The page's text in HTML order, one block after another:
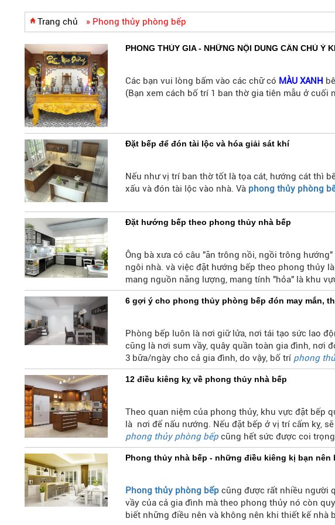
Trang chủ » Phong thủy phòng bếp
PHONG THỦY GIA - NHỮNG NỘI DUNG CẦN CHÚ Ý
Các bạn vui lòng bấm vào các chữ có MÀU XANH
(Bạn xem cách bố trí 1 ban thờ gia tiên mẫu ở cuối
Đặt bếp để đón tài lộc và hóa giải sát khí
Nếu như vị trí ban thờ tốt là tọa cát, hướng cát thì
xấu và đón tài lộc vào nhà. Và phong thủy phòng
Đặt hướng bếp theo phong thủy nhà bếp
Ông bà xưa có câu "ăn trông nồi, ngồi trông
ngôi nhà. và việc đặt hướng bếp theo phong thủy
mang nguồn năng lượng, mang tính "hỏa" là khu
tất cả các thành viên trong gia đình. Là nơi sum
nào cho hợp lí và hợpphong thủy nhà bếp.
6 gợi ý cho phong thủy phòng bếp đón may mắn,
Phòng bếp luôn là nơi giữ lửa, nơi tái tạo sức lao
cũng là nơi sum vầy, quây quần toàn gia đình, nơi
3 bữa/ngày cho cả gia đình, do vậy, bố trí phong
nội trợ gia đình.
12 điều kiêng kỵ về phong thủy nhà bếp
Theo quan niệm của phong thủy, khu vực đặt bếp
là nơi để nấu nướng. Nếu đặt bếp ở vị trí cấm kỵ,
phong thủy phòng bếp cũng hết sức được coi
Phong thủy nhà bếp - những điều kiêng kị bạn nên
Phong thủy phòng bếp cũng được rất nhiều người
vầy của cả gia đình mà theo phong thủy nó còn
biết những điều nên và không nên khi thiết kế